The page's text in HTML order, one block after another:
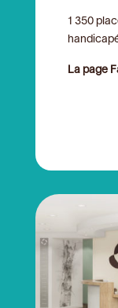
1 350
La page